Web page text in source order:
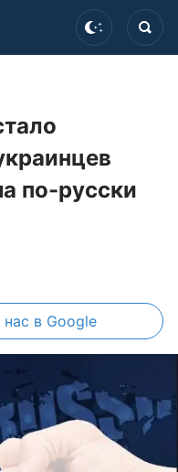
по-русски
нас в Google